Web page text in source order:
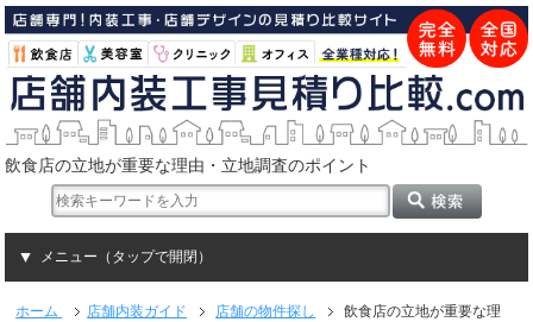
飲食店の立地が重要な理由・立地調査のポイント
メニュー（タップで開閉）
ホーム 店舗内装ガイド 店舗の物件探し
飲食店の立地が重要な理